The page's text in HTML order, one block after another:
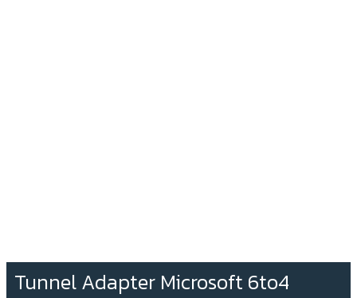
Tunnel Adapter Microsoft 6to4